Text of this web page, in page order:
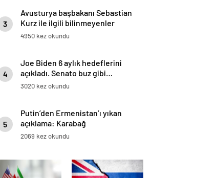
3
Avusturya başbakanı Sebastian
Kurz ile ilgili bilinmeyenler
4950 kez okundu
4
Joe Biden 6 aylık hedeflerini
açıkladı. Senato buz gibi…
3020 kez okundu
5
Putin’den Ermenistan’ı yıkan
açıklama: Karabağ
Azerbaycan’ın ayrılmaz bir
2069 kez okundu